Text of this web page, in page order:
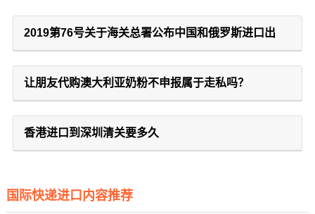
2019第76号关于海关总署公布中国和俄罗斯进口出
让朋友代购澳大利亚奶粉不申报属于走私吗？
香港进口到深圳清关要多久
国际快递进口内容推荐